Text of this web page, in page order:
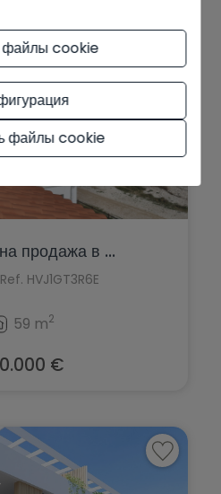
продажа в ...
Ref. HVJ1GT3R6E
59 m2
€
файлы cookie
файлы cookie